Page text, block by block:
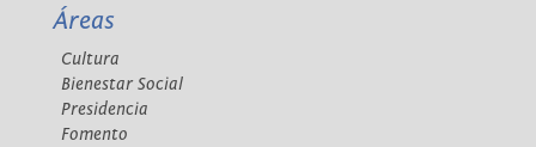
Áreas
Cultura
Bienestar Social
Presidencia
Fomento